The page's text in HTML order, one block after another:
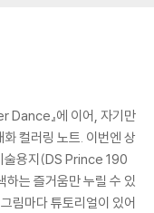
Dance』에 이어, 자기만
컬러링 노트. 이번엔 상
술용지(DS Prince 190
는 즐거움만 누릴 수 있
림마다 튜토리얼이 있어